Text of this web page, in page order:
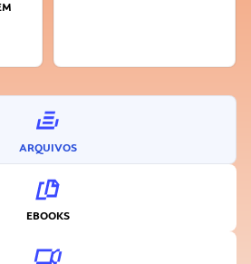
ARQUIVOS
EBOOKS